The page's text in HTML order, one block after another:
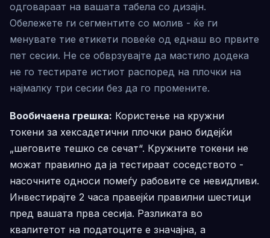
одговараат на вашата табела со дизајн.
Обележете ги сегментите со молив - ќе ги
менувате тие етикети повеќе од еднаш во првите
пет сесии. Не се обврзувајте да мастило додека
не го тестирате истиот распоред на плочки на
најмалку три сесии без да го промените.
Вообичаена грешка: Користење на кружни
токени за хексадетични плочки рано бидејќи
„шеговите тешко се сечат“. Кружните токени не
можат правилно да ја тестираат соседството -
насочните односи помеѓу рабовите се невидливи.
Инвестирајте 2 часа правејќи правилни шестици
пред вашата прва сесија. Разликата во
квалитетот на податоците е значајна, а